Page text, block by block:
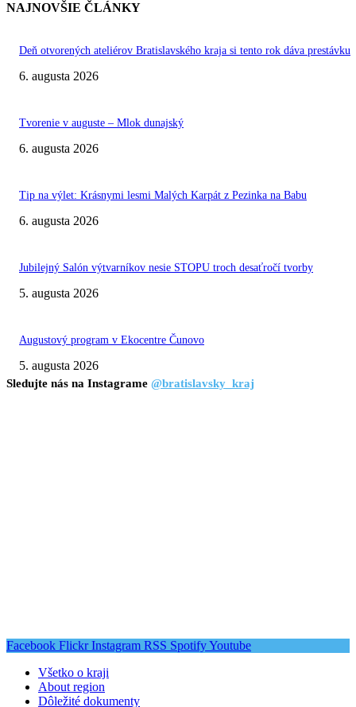
NAJNOVŠIE ČLÁNKY
Deň otvorených ateliérov Bratislavského kraja si tento rok dáva prestávku
6. augusta 2026
Tvorenie v auguste – Mlok dunajský
6. augusta 2026
Tip na výlet: Krásnymi lesmi Malých Karpát z Pezinka na Babu
6. augusta 2026
Jubilejný Salón výtvarníkov nesie STOPU troch desaťročí tvorby
5. augusta 2026
Augustový program v Ekocentre Čunovo
5. augusta 2026
Sledujte nás na Instagrame @bratislavsky_kraj
Facebook Flickr Instagram RSS SpotifyYoutube
Všetko o kraji
About region
Dôležité dokumenty